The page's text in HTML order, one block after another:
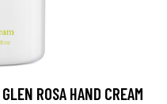
ROSA HAND CREAM